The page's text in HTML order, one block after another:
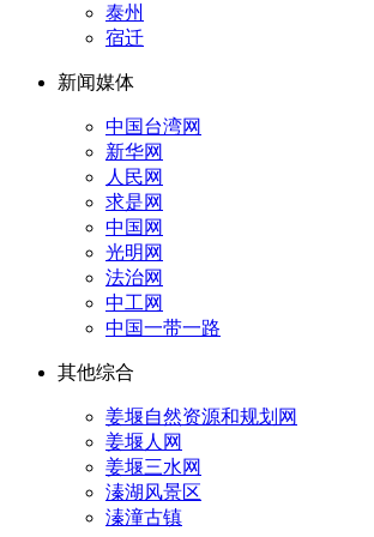
泰州
宿迁
新闻媒体
中国台湾网
新华网
人民网
求是网
中国网
光明网
法治网
中工网
中国一带一路
其他综合
姜堰自然资源和规划网
姜堰人网
姜堰三水网
溱湖风景区
溱潼古镇